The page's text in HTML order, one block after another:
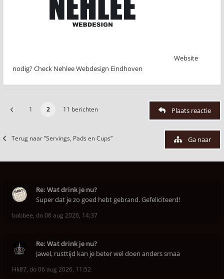
Website
nodig? Check Nehlee Webdesign Eindhoven
1 2 11 berichten Plaats reactie
Terug naar “Servings, Pads en Cups” Ga naar
Re: Wat drink je nu?
Super dat je zo goed hebt gebrand. Gefeliciteerd!
bobbee, do 06 aug 2026, 14:37
Re: Wat drink je nu?
Jawel, rusttijd kan je beter wel doen anders smaa
Hk87, do 06 aug 2026, 11:52